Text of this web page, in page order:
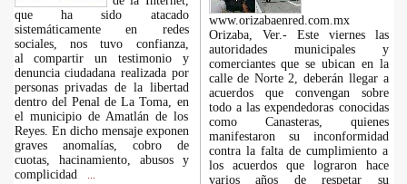
que ha sido atacado
sistemáticamente en redes
sociales, nos tuvo confianza,
al compartir un testimonio y
denuncia ciudadana realizada por
personas privadas de la libertad
dentro del Penal de La Toma, en
el municipio de Amatlán de los
Reyes. En dicho mensaje exponen
graves anomalías, cobro de
cuotas, hacinamiento, abusos y
complicidad
www.orizabaenred.com.mx
Orizaba, Ver.- Este viernes las
autoridades municipales y
comerciantes que se ubican en la
calle de Norte 2, deberán llegar a
acuerdos que convengan sobre
todo a las expendedoras conocidas
como Canasteras, quienes
manifestaron su inconformidad
contra la falta de cumplimiento a
los acuerdos que lograron hace
varios años de respetar su